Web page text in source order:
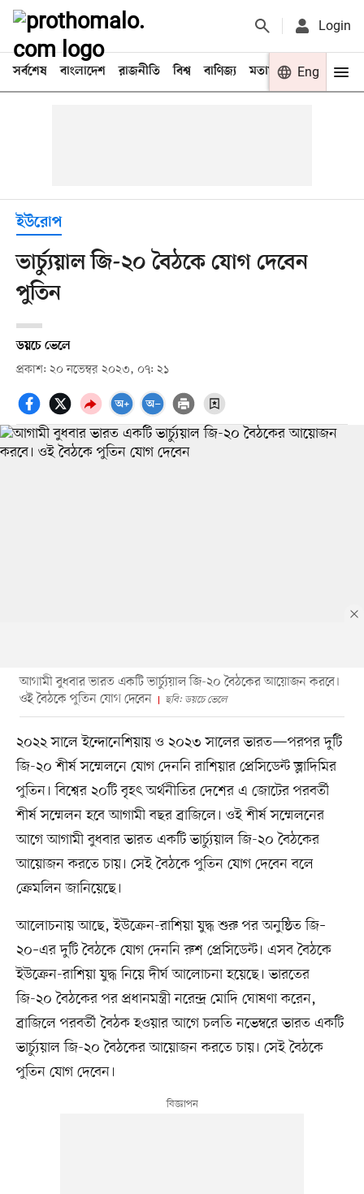
Login
সর্বশেষ বাংলাদেশ রাজনীতি বিশ্ব বাণিজ্য মতামত খেলা
Eng
ইউরোপ
ভার্চ্যুয়াল জি-২০ বৈঠকে যোগ দেবেন
পুতিন
ডয়চে ভেলে
প্রকাশ: ২০ নভেম্বর ২০২৩, ০৭: ২১
আগামী বুধবার ভারত একটি ভার্চ্যুয়াল জি-২০ বৈঠকের আয়োজন করবে।
ওই বৈঠকে পুতিন যোগ দেবেন
ছবি: ডয়চে ভেলে
২০২২ সালে ইন্দোনেশিয়ায় ও ২০২৩ সালের ভারত—পরপর দুটি
জি-২০ শীর্ষ সম্মেলনে যোগ দেননি রাশিয়ার প্রেসিডেন্ট ভ্লাদিমির
পুতিন। বিশ্বের ২০টি বৃহৎ অর্থনীতির দেশের এ জোটের পরবর্তী
শীর্ষ সম্মেলন হবে আগামী বছর ব্রাজিলে। ওই শীর্ষ সম্মেলনের
আগে আগামী বুধবার ভারত একটি ভার্চ্যুয়াল জি-২০ বৈঠকের
আয়োজন করতে চায়। সেই বৈঠকে পুতিন যোগ দেবেন বলে
ক্রেমলিন জানিয়েছে।
আলোচনায় আছে, ইউক্রেন-রাশিয়া যুদ্ধ শুরু পর অনুষ্ঠিত জি–
২০–এর দুটি বৈঠকে যোগ দেননি রুশ প্রেসিডেন্ট। এসব বৈঠকে
ইউক্রেন-রাশিয়া যুদ্ধ নিয়ে দীর্ঘ আলোচনা হয়েছে। ভারতের
জি-২০ বৈঠকের পর প্রধানমন্ত্রী নরেন্দ্র মোদি ঘোষণা করেন,
ব্রাজিলে পরবর্তী বৈঠক হওয়ার আগে চলতি নভেম্বরে ভারত একটি
ভার্চ্যুয়াল জি-২০ বৈঠকের আয়োজন করতে চায়। সেই বৈঠকে
পুতিন যোগ দেবেন।